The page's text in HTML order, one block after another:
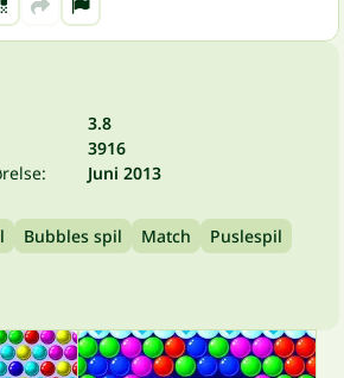
3.8
3916
Juni 2013
Bubbles spil Match
Puslespil